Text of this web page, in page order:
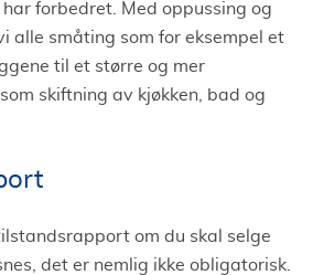
forbedret. Med oppussing og
alle småting som for eksempel et
til et større og mer
skiftning av kjøkken, bad og
om du skal selge
det er nemlig ikke obligatorisk.